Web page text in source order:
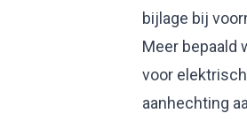
bijlage bij
Meer bepaald
voor
aanhechting